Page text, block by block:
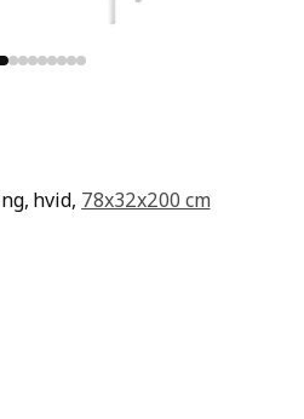
hvid, 78x32x200 cm
Ud af 5 Stjerner. Anmeldelser i